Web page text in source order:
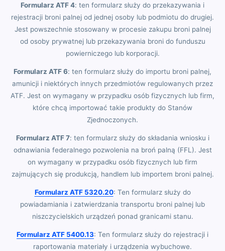
Formularz ATF 4: ten formularz służy do przekazywania i
rejestracji broni palnej od jednej osoby lub podmiotu do drugiej.
Jest powszechnie stosowany w procesie zakupu broni palnej
od osoby prywatnej lub przekazywania broni do funduszu
powierniczego lub korporacji.
Formularz ATF 6: ten formularz służy do importu broni palnej,
amunicji i niektórych innych przedmiotów regulowanych przez
ATF. Jest on wymagany w przypadku osób fizycznych lub firm,
które chcą importować takie produkty do Stanów
Zjednoczonych.
Formularz ATF 7: ten formularz służy do składania wniosku i
odnawiania federalnego pozwolenia na broń palną (FFL). Jest
on wymagany w przypadku osób fizycznych lub firm
zajmujących się produkcją, handlem lub importem broni palnej.
Formularz ATF 5320.20: Ten formularz służy do
powiadamiania i zatwierdzania transportu broni palnej lub
niszczycielskich urządzeń ponad granicami stanu.
Formularz ATF 5400.13: Ten formularz służy do rejestracji i
raportowania materiały i urządzenia wybuchowe.